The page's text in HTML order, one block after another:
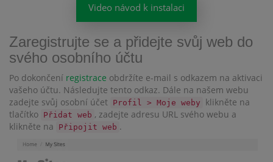
Video návod k instalaci
Zaregistrujte se a přidejte svůj web do
svého osobního účtu
Po dokončení registrace obdržíte e-mail s odkazem na aktivaci
vašeho účtu. Následujte tento odkaz. Dále na našem webu
zadejte svůj osobní účet Profil > Moje weby
klikněte na
tlačítko Přidat web , zadejte adresu URL svého webu a
klikněte na
Připojit web .